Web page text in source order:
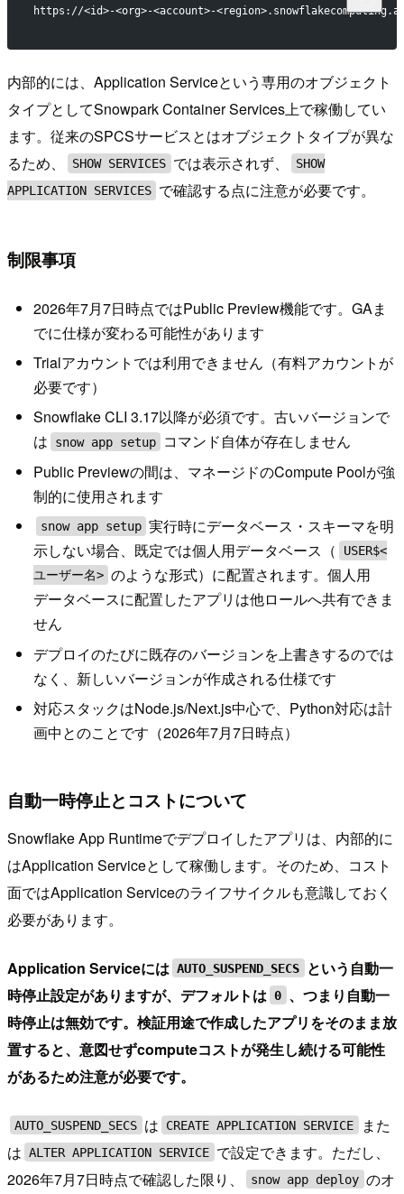
https://<id>-<org>-<account>-
内部的には、Application Serviceという専用のオブジェクト
タイプとしてSnowpark Container Services上で稼働してい
ます。従来のSPCSサービスとはオブジェクトタイプが異な
るため、
SHOW SERVICES では表示されず、
SHOW
APPLICATION SERVICES で確認する点に注意が必要です。
制限事項
2026年7月7日時点ではPublic Preview機能です。GAま
でに仕様が変わる可能性があります
Trialアカウントでは利用できません（有料アカウントが
必要です）
Snowflake CLI 3.17以降が必須です。古いバージョンで
は
snow app setup
コマンド自体が存在しません
Public Previewの間は、マネージドのCompute Poolが強
制的に使用されます
snow app setup 実行時にデータベース・スキーマを明
示しない場合、既定では個人用データベース（
USER$<
ユーザー名> のような形式）に配置されます。個人用
データベースに配置したアプリは他ロールへ共有できま
せん
デプロイのたびに既存のバージョンを上書きするのでは
なく、新しいバージョンが作成される仕様です
対応スタックはNode.js/Next.js中心で、Python対応は計
画中とのことです（2026年7月7日時点）
自動一時停止とコストについて
Snowflake App Runtimeでデプロイしたアプリは、内部的に
はApplication Serviceとして稼働します。そのため、コスト
面ではApplication Serviceのライフサイクルも意識しておく
必要があります。
Application Serviceには AUTO_SUSPEND_SECS
という自動一
時停止設定がありますが、デフォルトは 0 、つまり自動一
時停止は無効です。検証用途で作成したアプリをそのまま放
置すると、意図せずcomputeコストが発生し続ける可能性
があるため注意が必要です。
AUTO_SUSPEND_SECS は CREATE APPLICATION SERVICE
また
は ALTER APPLICATION SERVICE で設定できます。ただし、
2026年7月7日時点で確認した限り、
snow app deploy のオ